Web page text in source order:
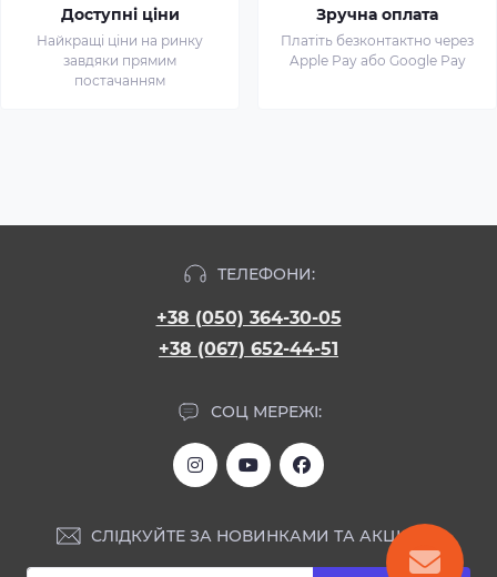
Доступні ціни
Найкращі ціни на ринку
завдяки прямим
постачанням
Зручна оплата
Платіть безконтактно через
Apple Pay або Google Pay
ТЕЛЕФОНИ:
+38 (050) 364-30-05
+38 (067) 652-44-51
СОЦ МЕРЕЖІ:
СЛІДКУЙТЕ ЗА НОВИНКАМИ ТА АКЦІЯМИ: